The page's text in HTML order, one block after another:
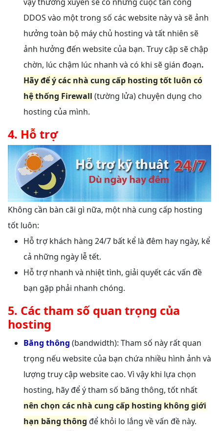
DDOS vào một trong số các website này và sẽ ảnh
hưởng toàn bộ máy chủ hosting và tất nhiên sẽ
ảnh hưởng đến website của bạn. Truy cập sẽ chập
chờn, lúc chậm lúc nhanh và có khi sẽ gián đoạn.
Hãy để ý các nhà cung cấp hosting tốt luôn có
hệ thống Firewall (tường lửa) chuyện dụng cho
hosting của mình.
4. Hỗ trợ
Không cần bàn cãi gì nữa, một nhà cung cấp hosting
tốt luôn:
Hỗ trợ khách hàng 24/7 bất kể là đêm hay ngày, kể
cả những ngày lễ tết.
Hỗ trợ nhanh và nhiệt tình, giải quyết các vấn đề
bạn gặp phải nhanh chóng.
5. Các tham số quan trọng của
hosting
Băng thông (bandwidth): Tham số này rất quan
trọng nếu website của bạn chứa nhiều hình ảnh và
lượng truy cập website cao. Vì vậy khi lựa chọn
hosting, hãy để ý tham số băng thông, tốt nhất
nên chọn các nhà cung cấp hosting không giới
hạn băng thông để khỏi lo lắng về vấn đề này.